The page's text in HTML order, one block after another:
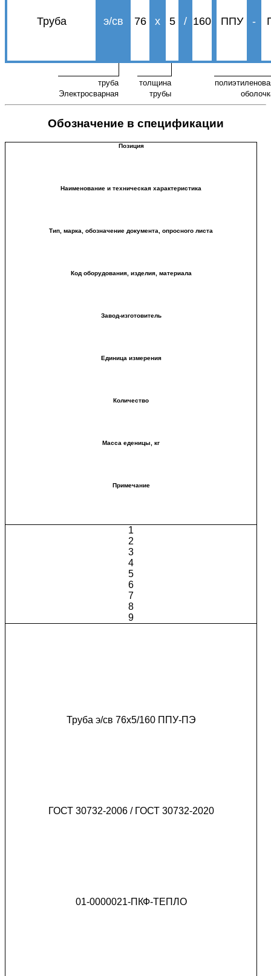
Труба э/св 76 х 5 / 160 ППУ -
труба
Электросварная
толщина
трубы
Обозначение в спецификации
Позиция
Наименование и техническая характеристика
Тип, марка, обозначение документа, опросного листа
Код оборудования, изделия, материала
Завод-изготовитель
Единица измерения
Количество
Масса еденицы, кг
Примечание
1
2
3
4
5
6
7
8
9
Труба э/св 76х5/160 ППУ-ПЭ
ГОСТ 30732-2006 / ГОСТ 30732-2020
01-0000021-ПКФ-ТЕПЛО